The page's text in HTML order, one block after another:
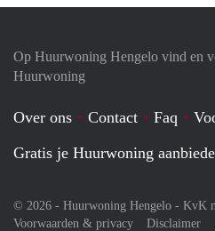
Op Huurwoning Hengelo vind en
Huurwoning
Over ons Contact Faq
Gratis je Huurwoning
© 2026 - Huurwoning Hengelo - KvK
Voorwaarden & privacy
Disclaimer